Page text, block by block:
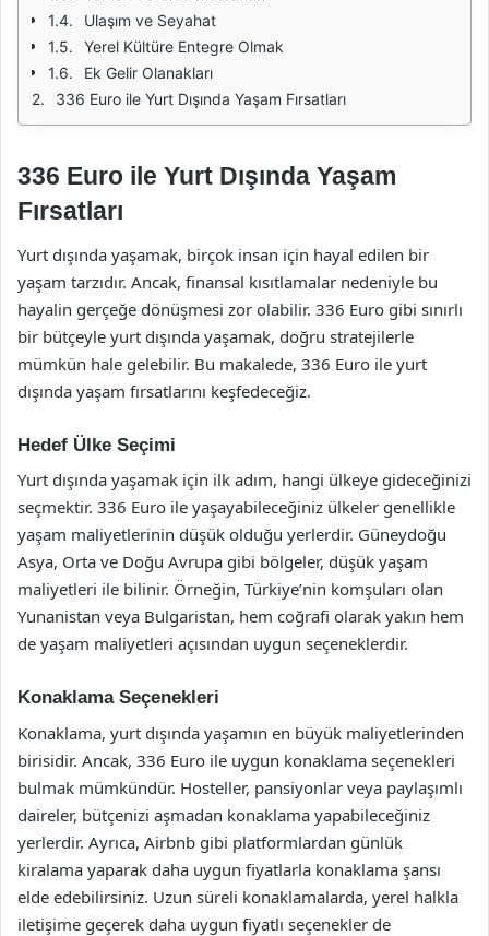
Ulaşım ve Seyahat
Yerel Kültüre Entegre Olmak
Ek Gelir Olanakları
336 Euro ile Yurt Dışında Yaşam Fırsatları
336 Euro ile Yurt Dışında Yaşam
Fırsatları
Yurt dışında yaşamak, birçok insan için hayal edilen bir
yaşam tarzıdır. Ancak, finansal kısıtlamalar nedeniyle bu
hayalin gerçeğe dönüşmesi zor olabilir. 336 Euro gibi sınırlı
bir bütçeyle yurt dışında yaşamak, doğru stratejilerle
mümkün hale gelebilir. Bu makalede, 336 Euro ile yurt
dışında yaşam fırsatlarını keşfedeceğiz.
Hedef Ülke Seçimi
Yurt dışında yaşamak için ilk adım, hangi ülkeye gideceğinizi
seçmektir. 336 Euro ile yaşayabileceğiniz ülkeler genellikle
yaşam maliyetlerinin düşük olduğu yerlerdir. Güneydoğu
Asya, Orta ve Doğu Avrupa gibi bölgeler, düşük yaşam
maliyetleri ile bilinir. Örneğin, Türkiye’nin komşuları olan
Yunanistan veya Bulgaristan, hem coğrafi olarak yakın hem
de yaşam maliyetleri açısından uygun seçeneklerdir.
Konaklama Seçenekleri
Konaklama, yurt dışında yaşamın en büyük maliyetlerinden
birisidir. Ancak, 336 Euro ile uygun konaklama seçenekleri
bulmak mümkündür. Hosteller, pansiyonlar veya paylaşımlı
daireler, bütçenizi aşmadan konaklama yapabileceğiniz
yerlerdir. Ayrıca, Airbnb gibi platformlardan günlük
kiralama yaparak daha uygun fiyatlarla konaklama şansı
elde edebilirsiniz. Uzun süreli konaklamalarda, yerel halkla
iletişime geçerek daha uygun fiyatlı seçenekler de